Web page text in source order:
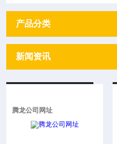
产品分类
新闻资讯
腾龙公司网址